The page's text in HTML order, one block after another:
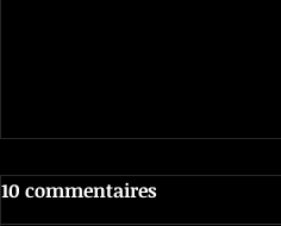
10 commentaires